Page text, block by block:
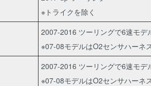
※トライクを除く
2007-2016 ツーリングで6速モデ
※07-08モデルはO2センサハーネ
2007-2016 ツーリングで6速モデ
※07-08モデルはO2センサハーネ